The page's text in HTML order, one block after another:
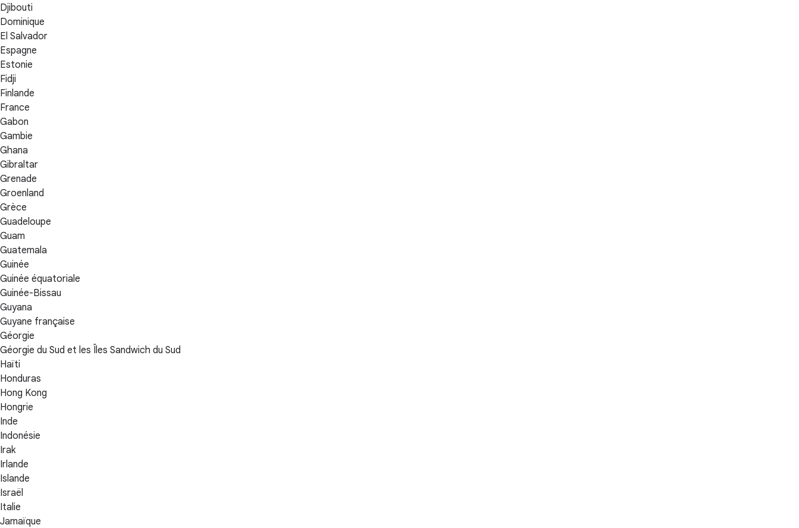
Djibouti
Dominique
El Salvador
Espagne
Estonie
Fidji
Finlande
France
Gabon
Gambie
Ghana
Gibraltar
Grenade
Groenland
Grèce
Guadeloupe
Guam
Guatemala
Guinée
Guinée équatoriale
Guinée-Bissau
Guyana
Guyane française
Géorgie
Géorgie du Sud et les Îles Sandwich du Sud
Haïti
Honduras
Hong Kong
Hongrie
Inde
Indonésie
Irak
Irlande
Islande
Israël
Italie
Jamaïque